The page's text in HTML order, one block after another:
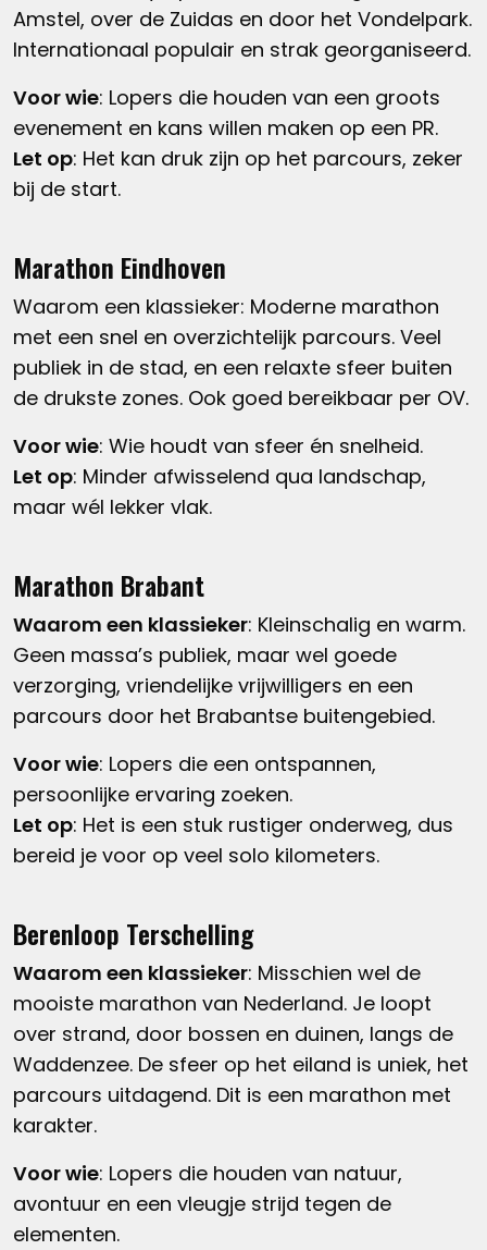
Amstel, over de Zuidas en door het Vondelpark.
Internationaal populair en strak georganiseerd.
Voor wie: Lopers die houden van een groots
evenement en kans willen maken op een PR.
Let op: Het kan druk zijn op het parcours, zeker
bij de start.
Marathon Eindhoven
Waarom een klassieker: Moderne marathon
met een snel en overzichtelijk parcours. Veel
publiek in de stad, en een relaxte sfeer buiten
de drukste zones. Ook goed bereikbaar per OV.
Voor wie: Wie houdt van sfeer én snelheid.
Let op: Minder afwisselend qua landschap,
maar wél lekker vlak.
Marathon Brabant
Waarom een klassieker: Kleinschalig en warm.
Geen massa’s publiek, maar wel goede
verzorging, vriendelijke vrijwilligers en een
parcours door het Brabantse buitengebied.
Voor wie: Lopers die een ontspannen,
persoonlijke ervaring zoeken.
Let op: Het is een stuk rustiger onderweg, dus
bereid je voor op veel solo kilometers.
Berenloop Terschelling
Waarom een klassieker: Misschien wel de
mooiste marathon van Nederland. Je loopt
over strand, door bossen en duinen, langs de
Waddenzee. De sfeer op het eiland is uniek, het
parcours uitdagend. Dit is een marathon met
karakter.
Voor wie: Lopers die houden van natuur,
avontuur en een vleugje strijd tegen de
elementen.